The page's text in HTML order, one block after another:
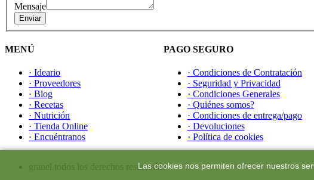
Mensaje
Enviar
Las cookies nos permiten ofrecer nuestros
MENÚ
· Ideario
· Proveedores
· Blog
· Recetas
· Nutrición
· Tienda Online
· Encuéntranos
PAGO SEGURO
· Condiciones de Contratación
· Seguridad y Privacidad
· Condiciones Generales
· Quiénes somos?
· Condiciones de entrega/pago
· Devoluciones
· Política de cookies
granel todos los derechos reservados